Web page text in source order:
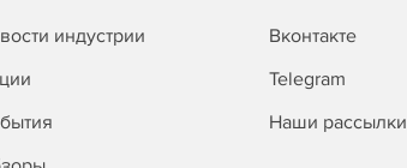
индустрии
Вконтакте
Telegram
Наши рассылки